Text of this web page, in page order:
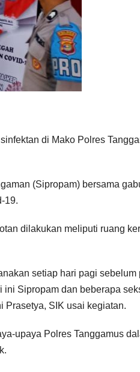
di Mako Polres
(Sipropam) bersama
19.
dilakukan meliputi ruang
setiap hari pagi
Sipropam dan beberapa
Prasetya, SIK usai kegiatan.
upaya Polres Tanggamus